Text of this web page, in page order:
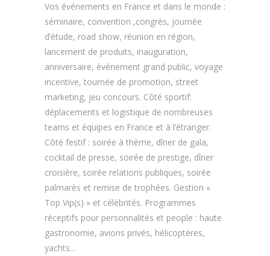
Vos événements en France et dans le monde :
séminaire, convention ,congrès, journée
d’étude, road show, réunion en région,
lancement de produits, inauguration,
anniversaire, événement grand public, voyage
incentive, tournée de promotion, street
marketing, jeu concours. Côté sportif:
déplacements et logistique de nombreuses
teams et équipes en France et à l’étranger.
Côté festif : soirée à thème, dîner de gala,
cocktail de presse, soirée de prestige, dîner
croisière, soirée relations publiques, soirée
palmarès et remise de trophées. Gestion «
Top Vip(s) » et célébrités. Programmes
réceptifs pour personnalités et people : haute
gastronomie, avions privés, hélicoptères,
yachts…